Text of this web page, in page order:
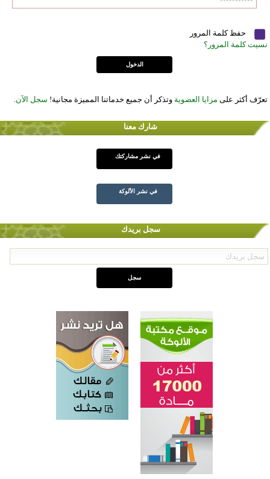
حفظ كلمة المرور
نسيت كلمة المرور؟
تعرّف أكثر على مزايا العضوية وتذكر أن جميع خدماتنا المميزة مجانية! سجل الآن
شارك معنا
في نشر مشاركتك
في نشر الألوكة
سجل بريدك
اختتام الدورة التاسعة لمسابقة حفظ وتلاوة القرآن الكريم في أزناكاييف
تيسليتش تختتم برنامجا تعليميا لتعزيز القيم وبناء الشخصية للشباب المسلمين